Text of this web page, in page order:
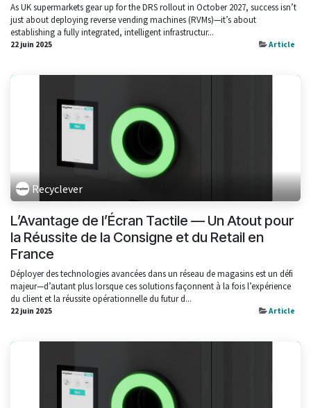
As UK supermarkets gear up for the DRS rollout in October 2027, success isn’t
just about deploying reverse vending machines (RVMs)—it’s about
establishing a fully integrated, intelligent infrastructur...
22 juin 2025 Article
Recyclever
L’Avantage de l’Écran Tactile — Un Atout pour
la Réussite de la Consigne et du Retail en
France
Déployer des technologies avancées dans un réseau de magasins est un défi
majeur—d’autant plus lorsque ces solutions façonnent à la fois l’expérience
du client et la réussite opérationnelle du futur d...
22 juin 2025 Article